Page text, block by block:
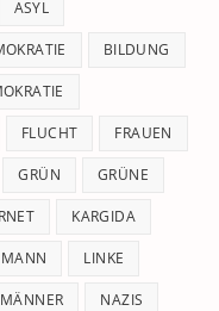
ASYL
BILDUNG
FLUCHT FRAUEN
GRÜN GRÜNE
KARGIDA
LINKE
MÄNNER NAZIS